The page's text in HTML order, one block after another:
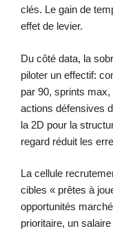
clés. Le gain de
effet de levier.
Du côté data, la
piloter un effectif:
par 90, sprints
actions défensives
la 2D pour la
regard réduit les
La cellule
cibles « prêtes à
opportunités
prioritaire, un